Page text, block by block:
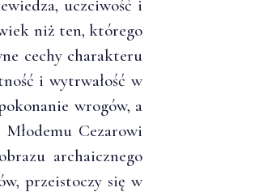
uczciwość i
niż ten, którego
cechy charakteru
i wytrwałość w
wrogów, a
Cezarowi
archaicznego
przeistoczy się w